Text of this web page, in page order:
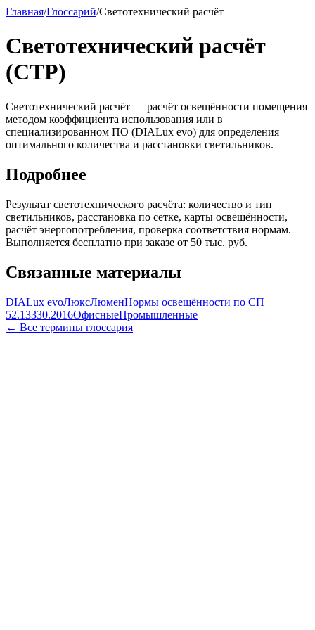
Главная/Глоссарий/Светотехнический расчёт
Светотехнический расчёт
(СТР)
Светотехнический расчёт — расчёт освещённости помещения
методом коэффициента использования или в
специализированном ПО (DIALux evo) для определения
оптимального количества и расстановки светильников.
Подробнее
Результат светотехнического расчёта: количество и тип
светильников, расстановка по сетке, карты освещённости,
расчёт энергопотребления, проверка соответствия нормам.
Выполняется бесплатно при заказе от 50 тыс. руб.
Связанные материалы
DIALux evoЛюксЛюменНормы освещённости по СП
52.13330.2016ОфисныеПромышленные
← Все термины глоссария